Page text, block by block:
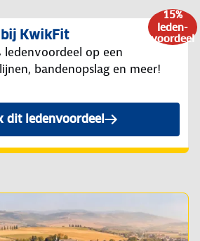
15%
leden-
voordeel
bij KwikFit
ledenvoordeel op een
bandenopslag en meer!
dit ledenvoordeel